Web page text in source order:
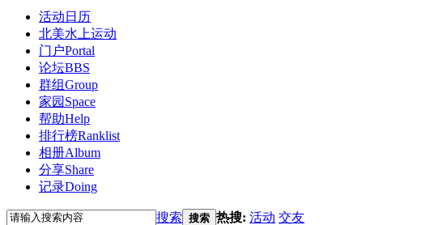
活动日历
北美水上运动
门户Portal
论坛BBS
群组Group
家园 Space
帮助Help
排行榜Ranklist
相册Album
分享Share
记录Doing
搜索 搜索 热搜: 活动 交友